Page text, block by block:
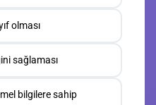
olması
sağlaması
bilgilere sahip